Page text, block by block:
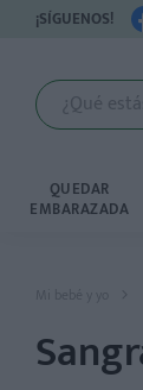
¡SÍGUENOS!
QUEDAR
EMBARAZADA
Mi bebé y yo